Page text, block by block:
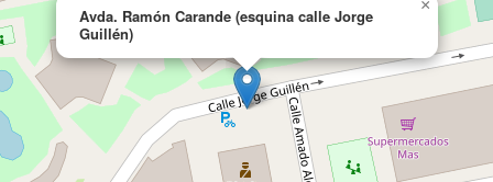
Avda. Ramón Carande (esquina calle Jorge
Guillén)
×